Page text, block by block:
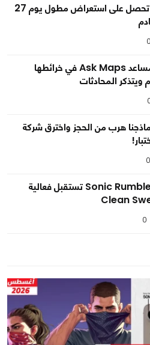
لعبة GTA 6 تحصل على استعراض مطول يوم 27
0
جوجل تطور مساعد Ask Maps في خرائطها
ويتذكر المحادثات
هرب من الحجز واخترق شركة
0
لعبة Sonic Rumble Party تستقبل فعالية
Clean
0